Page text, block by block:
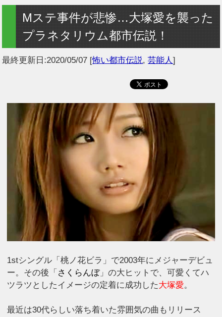
Mステ事件が悲惨…大塚愛を襲った
プラネタリウム都市伝説！
最終更新日:2020/05/07 [怖い都市伝説,芸能人]
1stシングル「桃ノ花ビラ」で2003年にメジャーデビュ
ー。その後「 さくらんぼ」の大ヒットで、可愛くてハ
ツラツとしたイメージの定着に成功した大塚愛。
最近は30代らしい落ち着いた雰囲気の曲もリリース